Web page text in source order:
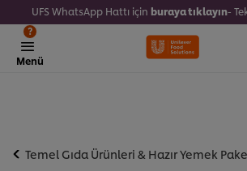
UFS WhatsApp Hattı için buraya tıklayın-
Menü
?
Temel Gıda Ürünleri & Hazır Yemek